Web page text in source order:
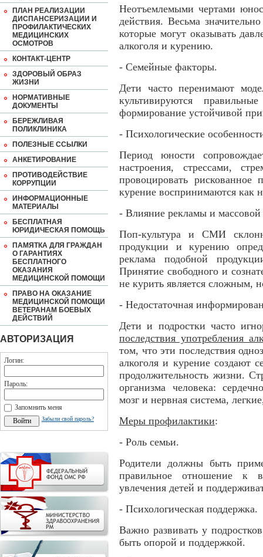
ПЛАН РЕАЛИЗАЦИИ
ДИСПАНСЕРИЗАЦИИ И
ПРОФИЛАКТИЧЕСКИХ
МЕДИЦИНСКИХ
ОСМОТРОВ
КОНТАКТ-ЦЕНТР
ЗДОРОВЫЙ ОБРАЗ
ЖИЗНИ
НОРМАТИВНЫЕ
ДОКУМЕНТЫ
БЕРЕЖЛИВАЯ
ПОЛИКЛИНИКА
ПОЛЕЗНЫЕ ССЫЛКИ
АНКЕТИРОВАНИЕ
ПРОТИВОДЕЙСТВИЕ
КОРРУПЦИИ
ИНФОРМАЦИОННЫЕ
МАТЕРИАЛЫ
БЕСПЛАТНАЯ
ЮРИДИЧЕСКАЯ ПОМОЩЬ
ПАМЯТКА ДЛЯ ГРАЖДАН
О ГАРАНТИЯХ
БЕСПЛАТНОГО
ОКАЗАНИЯ
МЕДИЦИНСКОЙ ПОМОЩИ
ПРАВО НА ОКАЗАНИЕ
МЕДИЦИНСКОЙ ПОМОЩИ
ВЕТЕРАНАМ БОЕВЫХ
ДЕЙСТВИЙ
АВТОРИЗАЦИЯ
Логин:
Пароль:
Запомнить меня
Забыли свой пароль?
Неотъемлемыми чертами
действия. Весьма
которые могут оказывать
алкоголя и курению.
- Семейные факторы.
Дети часто перенимают
культивируются
формирование устойчивой
- Психологические
Период юности
настроения, стрессами,
провоцировать рискованное
курение воспринимаются как
- Влияние рекламы и массовой
Поп-культура и СМИ
продукции и курению
реклама подобной
Принятие свободного и
не курить является сложным,
- Недостаточная
Дети и подростки часто
последствия употребления
том, что эти последствия
алкоголя и курение создают
продолжительность жизни.
организма человека:
мозг и нервная система,
Меры профилактики:
- Роль семьи.
Родители должны быть
правильное отношение к
увлечения детей и
- Психологическая поддержка.
Важно развивать у
быть опорой и поддержкой.